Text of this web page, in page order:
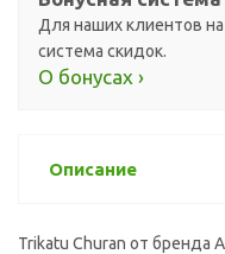
Для наших клиентов
система скидок.
О бонусах ›
Описание
Trikatu Churan от бренда